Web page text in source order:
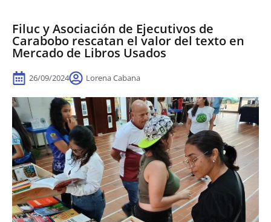
Filuc y Asociación de Ejecutivos de
Carabobo rescatan el valor del texto en
Mercado de Libros Usados
26/09/2024 Lorena Cabana